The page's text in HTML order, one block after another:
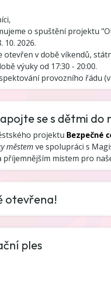
o spuštění projektu
10. 2026.
otevřen v době víkendů,
výuky od 17:30 - 20:00.
provozního řádu
se s dětmi do
projektu Bezpečné
městem ve spolupráci s
místem pro
otevřena!
ples